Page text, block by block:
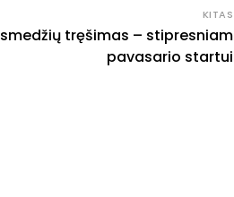
KITAS
tręšimas – stipresniam
pavasario startui